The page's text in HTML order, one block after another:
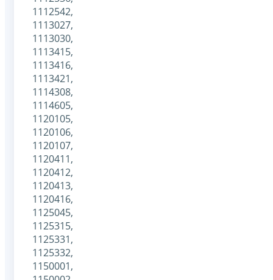
1112542,
1113027,
1113030,
1113415,
1113416,
1113421,
1114308,
1114605,
1120105,
1120106,
1120107,
1120411,
1120412,
1120413,
1120416,
1125045,
1125315,
1125331,
1125332,
1150001,